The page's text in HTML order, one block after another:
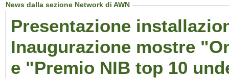
News dalla sezione Network di AWN
Presentazione
Inaugurazione mostre
e "Premio NIB top 10